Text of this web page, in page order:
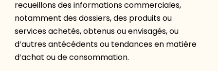
recueillons des informations commerciales,
notamment des dossiers, des produits ou
services achetés, obtenus ou envisagés, ou
d’autres antécédents ou tendances en matière
d’achat ou de consommation.